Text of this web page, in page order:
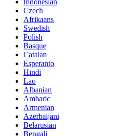
Czech
Afrikaans
Swedish
Polish
Basque
Catalan
Esperanto
Hindi
Lao
Albanian
Amharic
Armenian
Azerbaijani
Belarusian
Bengali